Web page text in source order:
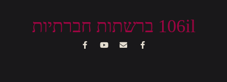
106il ברשתות חברתיות